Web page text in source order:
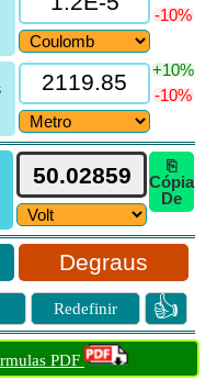
-10%
+10%
-10%
⎘
Cópia
De
Degraus
Redefinir 👍
PDF